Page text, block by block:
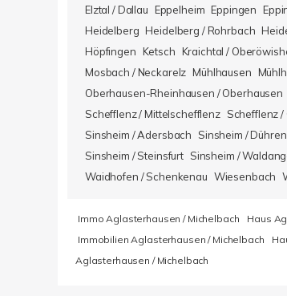
Elztal / Dallau Eppelheim Eppingen
Heidelberg Heidelberg / Rohrbach
Höpfingen Ketsch Kraichtal /
Mosbach / Neckarelz Mühlhausen
Oberhausen-Rheinhausen / Oberhausen
Schefflenz / Mittelschefflenz Schefflenz
Sinsheim / Adersbach
Sinsheim / Dühren
Sinsheim / Steinsfurt Sinsheim /
Waidhofen / Schenkenau Wiesenbach
Immo Aglasterhausen / Michelbach Haus
Immobilien Aglasterhausen / Michelbach
Aglasterhausen / Michelbach